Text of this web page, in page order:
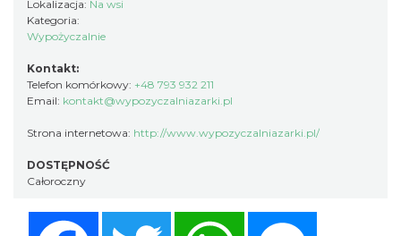
Lokalizacja: Na wsi
Kategoria:
Wypożyczalnie
Kontakt:
Telefon komórkowy: +48 793 932 211
Email: kontakt@wypozyczalniazarki.pl
Strona internetowa: http://www.wypozyczalniazarki.pl/
DOSTĘPNOŚĆ
Całoroczny
Twitter WhatsApp